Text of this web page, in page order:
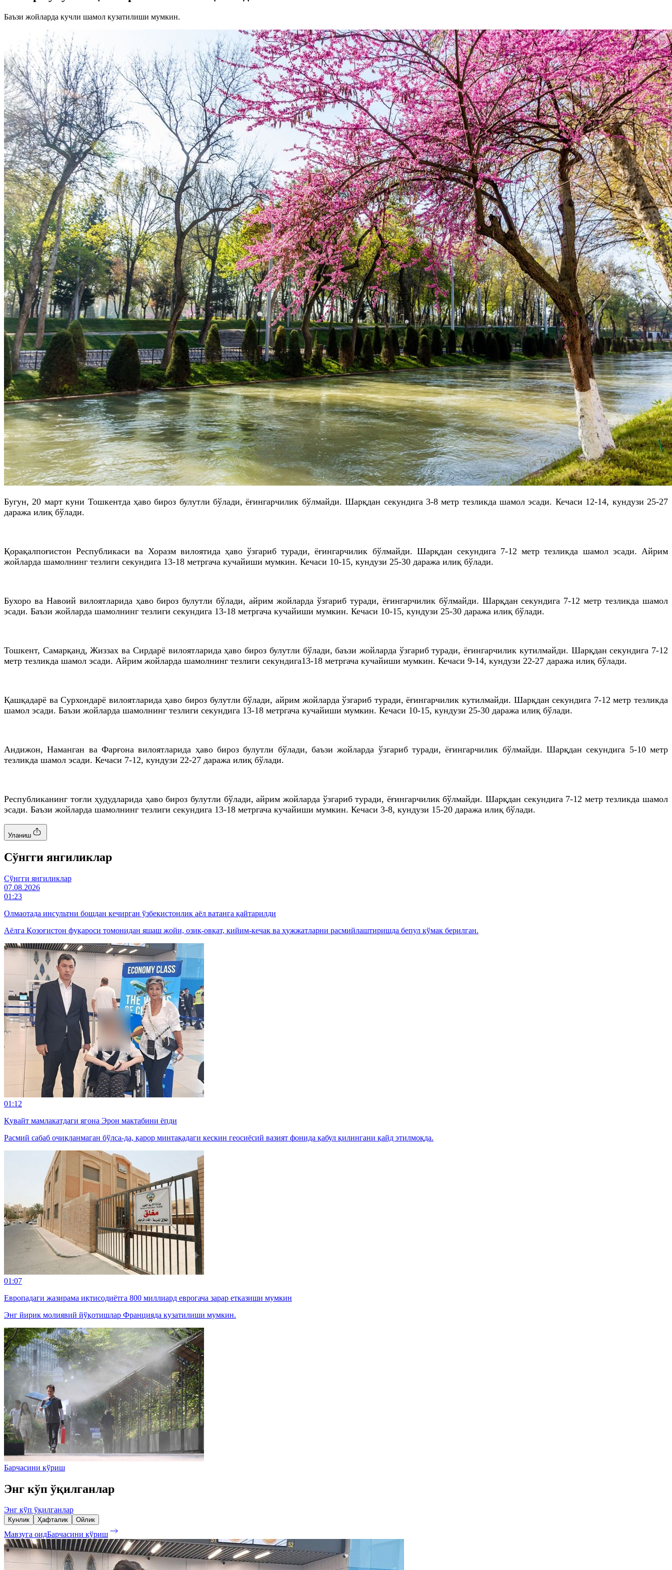
Баъзи жойларда кучли шамол кузатилиши мумкин.
Бугун, 20 март куни Тошкентда ҳаво бироз булутли бўлади, ёғингарчилик бўлмайди. Шарқдан секундига 3-8 метр тезликда шамол эсади. Кечаси 12-14, кундузи 25-27
даража илиқ бўлади.
Қорақалпоғистон Республикаси ва Хоразм вилоятида ҳаво ўзгариб туради, ёғингарчилик бўлмайди. Шарқдан секундига 7-12 метр тезликда шамол эсади. Айрим
жойларда шамолнинг тезлиги секундига 13-18 метргача кучайиши мумкин. Кечаси 10-15, кундузи 25-30 даража илиқ бўлади.
Бухоро ва Навоий вилоятларида ҳаво бироз булутли бўлади, айрим жойларда ўзгариб туради, ёғингарчилик бўлмайди. Шарқдан секундига 7-12 метр тезликда шамол
эсади. Баъзи жойларда шамолнинг тезлиги секундига 13-18 метргача кучайиши мумкин. Кечаси 10-15, кундузи 25-30 даража илиқ бўлади.
Тошкент, Самарқанд, Жиззах ва Сирдарё вилоятларида ҳаво бироз булутли бўлади, баъзи жойларда ўзгариб туради, ёғингарчилик кутилмайди. Шарқдан секундига 7-12
метр тезликда шамол эсади. Айрим жойларда шамолнинг тезлиги секундига13-18 метргача кучайиши мумкин. Кечаси 9-14, кундузи 22-27 даража илиқ бўлади.
Қашқадарё ва Сурхондарё вилоятларида ҳаво бироз булутли бўлади, айрим жойларда ўзгариб туради, ёғингарчилик кутилмайди. Шарқдан секундига 7-12 метр тезликда
шамол эсади. Баъзи жойларда шамолнинг тезлиги секундига 13-18 метргача кучайиши мумкин. Кечаси 10-15, кундузи 25-30 даража илиқ бўлади.
Андижон, Наманган ва Фарғона вилоятларида ҳаво бироз булутли бўлади, баъзи жойларда ўзгариб туради, ёғингарчилик бўлмайди. Шарқдан секундига 5-10 метр
тезликда шамол эсади. Кечаси 7-12, кундузи 22-27 даража илиқ бўлади.
Республиканинг тоғли ҳудудларида ҳаво бироз булутли бўлади, айрим жойларда ўзгариб туради, ёғингарчилик бўлмайди. Шарқдан секундига 7-12 метр тезликда шамол
эсади. Баъзи жойларда шамолнинг тезлиги секундига 13-18 метргача кучайиши мумкин. Кечаси 3-8, кундузи 15-20 даража илиқ бўлади.
Уланиш
Cўнгги янгиликлар
Cўнгги янгиликлар
07.08.2026
01:23
Олмаотада инсультни бошдан кечирган ўзбекистонлик аёл ватанга қайтарилди
Аёлга Қозоғистон фуқароси томонидан яшаш жойи, озиқ-овқат, кийим-кечак ва ҳужжатларни расмийлаштиришда бепул кўмак берилган.
01:12
Қувайт мамлакатдаги ягона Эрон мактабини ёпди
Расмий сабаб очиқланмаган бўлса-да, қарор минтақадаги кескин геосиёсий вазият фонида қабул қилингани қайд этилмоқда.
01:07
Европадаги жазирама иқтисодиётга 800 миллиард еврогача зарар етказиши мумкин
Энг йирик молиявий йўқотишлар Францияда кузатилиши мумкин.
Барчасини кўриш
Энг кўп ўқилганлар
Энг кўп ўқилганлар
Кунлик Ҳафталик Ойлик
Мавзуга оидБарчасини кўриш